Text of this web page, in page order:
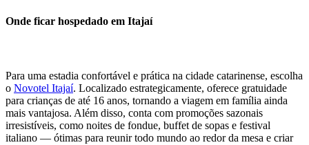
Onde ficar hospedado em Itajaí
Para uma estadia confortável e prática na cidade catarinense, escolha
o Novotel Itajaí. Localizado estrategicamente, oferece gratuidade
para crianças de até 16 anos, tornando a viagem em família ainda
mais vantajosa. Além disso, conta com promoções sazonais
irresistíveis, como noites de fondue, buffet de sopas e festival
italiano — ótimas para reunir todo mundo ao redor da mesa e criar